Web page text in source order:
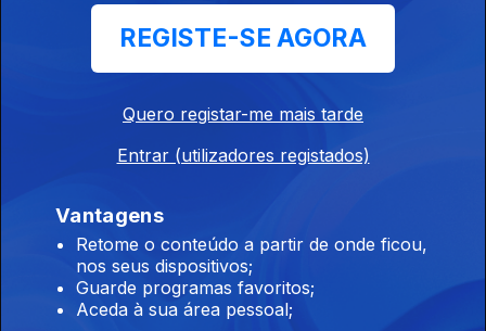
Leos Janacék 3: Jenufa
01 fev. 2026
25 jan. 2026
Ao Sabor da Corrente
REGISTE-SE AGORA
Quero registar-me mais tarde
Entrar (utilizadores registados)
Vantagens
Retome o conteúdo a partir de onde ficou,
nos seus dispositivos;
Guarde programas favoritos;
Aceda à sua área pessoal;